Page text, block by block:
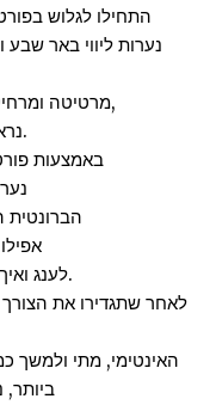
התחילו לגלוש
נערות ליווי באר
מרטיטה ומרחיקת לכת עם נשים שמדברות לעניין,
נראות מדהים ומשאירות טעם של עוד.
באמצעות
הברונטית
לענג ואיך לתת מעצמה 100 אחוז של הנאה.
לאחר שתגדירו את הצורך
האינטימי, מתי ולמשך
ביותר,